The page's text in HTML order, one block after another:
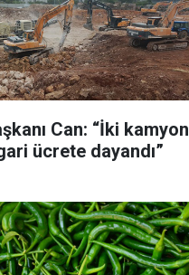
Can: “İki kamyon
ücrete dayandı”